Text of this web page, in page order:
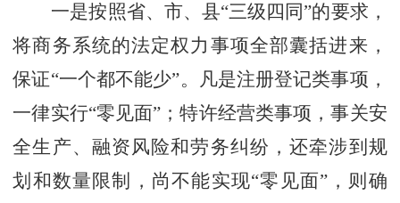
一是按照省、市、县“三级四同”的要求，
将商务系统的法定权力事项全部囊括进来，
保证“一个都不能少”。凡是注册登记类事项，
一律实行“零见面”；特许经营类事项，事关安
全生产、融资风险和劳务纠纷，还牵涉到规
划和数量限制，尚不能实现“零见面”，则确